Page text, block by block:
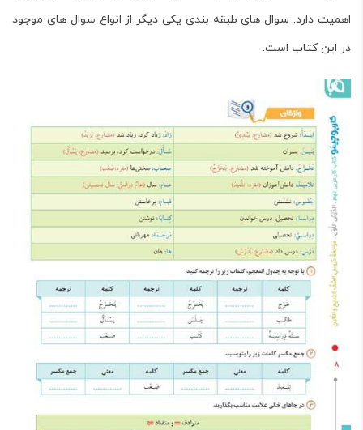
اهمیت دارد. سوال های طبقه بندی یکی دیگر از انواع سوال های موجود
در این کتاب است.